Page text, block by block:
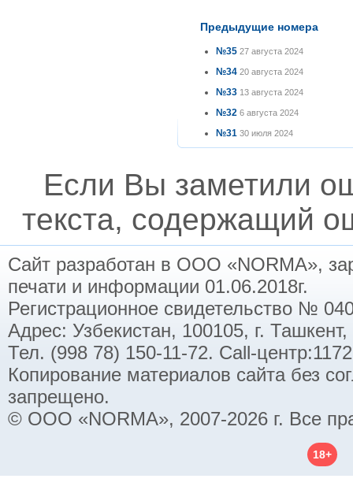
Предыдущие номера
№35 27 августа 2024
№34 20 августа 2024
№33 13 августа 2024
№32 6 августа 2024
№31 30 июля 2024
Если Вы заметили
текста, содержащий
Сайт разработан в ООО «NORMA»,
печати и информации 01.06.2018г.
Регистрационное свидетельство №
Адрес: Узбекистан, 100105, г.
Тел. (998 78) 150-11-72. Call-
Копирование материалов сайта без
запрещено.
© ООО «NORMA», 2007-2026 г. Все
18+